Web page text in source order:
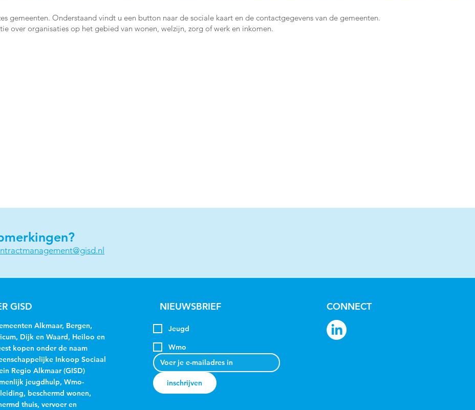
gemeenten. Onderstaand vindt u een button naar de sociale kaart en de contactgegevens van de gemeenten.
over organisaties op het gebied van wonen, welzijn, zorg of werk en inkomen.
GISD
Alkmaar, Bergen,
Dijk en Waard, Heiloo en
kopen onder de naam
Inkoop Sociaal
Regio Alkmaar (GISD)
jeugdhulp, Wmo-
beschermd wonen,
thuis, vervoer en
NIEUWSBRIEF
Jeugd
Wmo
inschrijven
CONNECT